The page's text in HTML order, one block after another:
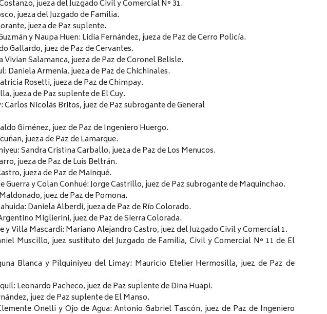
jueza del Juzgado Civil y Comercial N° 31.
jueza del Juzgado de Familia.
jueza de Paz suplente.
y Naupa Huen: Lidia Fernández, jueza de Paz de Cerro Policía.
Gallardo, juez de Paz de Cervantes.
Salamanca, jueza de Paz de Coronel Belisle.
Daniela Armenia, jueza de Paz de Chichinales.
Rosetti, jueza de Paz de Chimpay.
jueza de Paz suplente de El Cuy.
Carlos Nicolás Britos, juez de Paz subrogante de General
Giménez, juez de Paz de Ingeniero Huergo.
jueza de Paz de Lamarque.
Sandra Cristina Carballo, jueza de Paz de Los Menucos.
jueza de Paz de Luis Beltrán.
jueza de Paz de Mainqué.
Guerra y Colan Conhué: Jorge Castrillo, juez de Paz subrogante de Maquinchao.
juez de Paz de Pomona.
Daniela Alberdi, jueza de Paz de Río Colorado.
Miglierini, juez de Paz de Sierra Colorada.
y Villa Mascardi: Mariano Alejandro Castro, juez del Juzgado Civil y Comercial 1.
Muscillo, juez sustituto del Juzgado de Familia, Civil y Comercial N° 11 de El
Blanca y Pilquiniyeu del Limay: Mauricio Etelier Hermosilla, juez de Paz de
Leonardo Pacheco, juez de Paz suplente de Dina Huapi.
juez de Paz suplente de El Manso.
Onelli y Ojo de Agua: Antonio Gabriel Tascón, juez de Paz de Ingeniero